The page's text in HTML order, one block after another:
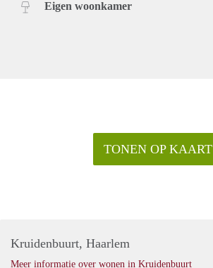
Eigen woonkamer
TONEN OP KAART
Kruidenbuurt, Haarlem
Meer informatie over wonen in Kruidenbuurt